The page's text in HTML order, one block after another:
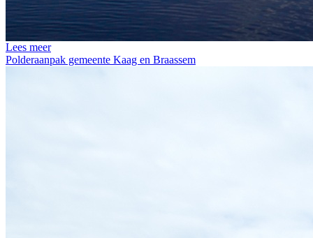
Lees meer
Polderaanpak gemeente Kaag en Braassem